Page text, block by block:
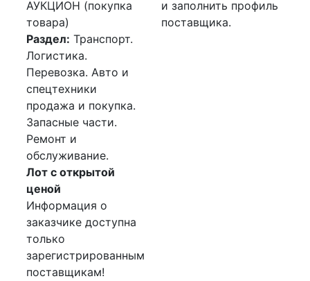
АУКЦИОН (покупка
товара)
Раздел: Транспорт.
Логистика.
Перевозка. Авто и
спецтехники
продажа и покупка.
Запасные части.
Ремонт и
обслуживание.
Лот с открытой
ценой
Информация о
заказчике доступна
только
зарегистрированным
поставщикам!
и заполнить профиль
поставщика.